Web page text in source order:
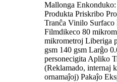
Mallonga Enkonduko:
Produkta Priskribo
Tranĉa Vinilo
Filmdikeco 80
mikrometroj Liberiga
gsm 140 gsm Larĝo
personecigita Apliko
(Reklamado, internaj
ornamaĵoj) Pakaĵo